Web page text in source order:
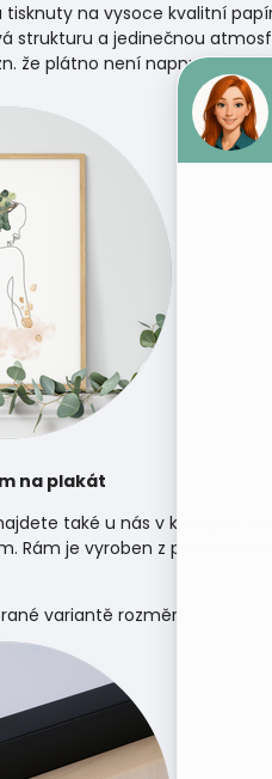
na vysoce kvalitní
strukturu a jedinečnou
že plátno není napnuto na
na plakát
také u nás v kategorii
je vyroben z přírodního
variantě rozměru.